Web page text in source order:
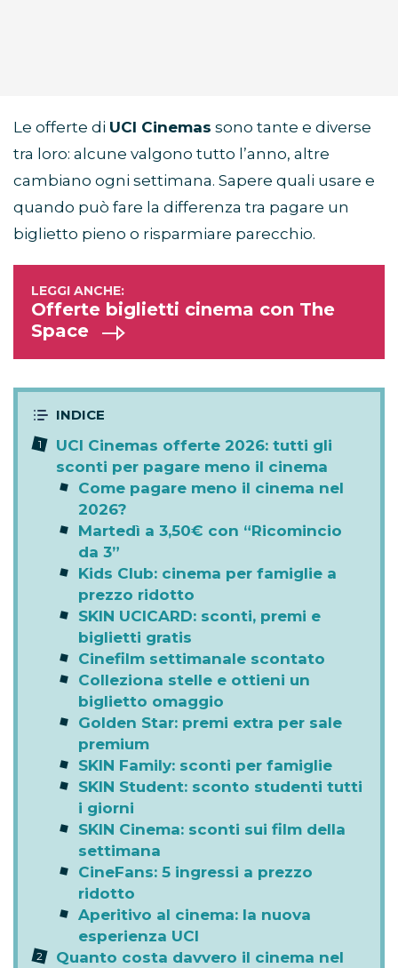
Le offerte di UCI Cinemas sono tante e diverse
tra loro: alcune valgono tutto l’anno, altre
cambiano ogni settimana. Sapere quali usare e
quando può fare la differenza tra pagare un
biglietto pieno o risparmiare parecchio.
Offerte biglietti cinema con The
Space
UCI Cinemas offerte 2026: tutti gli
sconti per pagare meno il cinema
Come pagare meno il cinema nel
2026?
Martedì a 3,50€ con “Ricomincio
da 3”
Kids Club: cinema per famiglie a
prezzo ridotto
SKIN UCICARD: sconti, premi e
biglietti gratis
Cinefilm settimanale scontato
Colleziona stelle e ottieni un
biglietto omaggio
Golden Star: premi extra per sale
premium
SKIN Family: sconti per famiglie
SKIN Student: sconto studenti tutti
i giorni
SKIN Cinema: sconti sui film della
settimana
CineFans: 5 ingressi a prezzo
ridotto
Aperitivo al cinema: la nuova
esperienza UCI
Quanto costa davvero il cinema nel